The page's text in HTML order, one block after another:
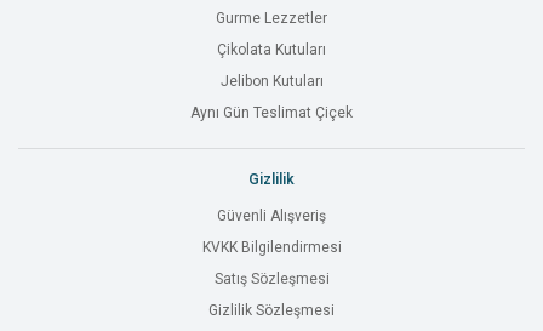
Gurme Lezzetler
Çikolata Kutuları
Jelibon Kutuları
Aynı Gün Teslimat Çiçek
Gizlilik
Güvenli Alışveriş
KVKK Bilgilendirmesi
Satış Sözleşmesi
Gizlilik Sözleşmesi